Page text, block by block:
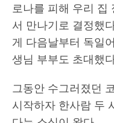
로나를 피해 우리 집
서 만나기로 결정했
게 다음날부터 독일
생님 부부도 초대했
그동안 수그러졌던
시작하자 한사람 두